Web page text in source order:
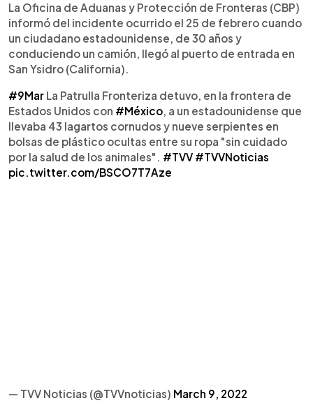
La Oficina de Aduanas y Protección de Fronteras (CBP)
informó del incidente ocurrido el 25 de febrero cuando
un ciudadano estadounidense, de 30 años y
conduciendo un camión, llegó al puerto de entrada en
San Ysidro (California).
#9Mar La Patrulla Fronteriza detuvo, en la frontera de
Estados Unidos con #México, a un estadounidense que
llevaba 43 lagartos cornudos y nueve serpientes en
bolsas de plástico ocultas entre su ropa "sin cuidado
por la salud de los animales". #TVV #TVVNoticias
pic.twitter.com/BSCO7T7Aze
— TVV Noticias (@TVVnoticias) March 9, 2022